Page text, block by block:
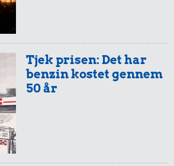
Husholdningssprit
Tjek prisen: Det har
benzin kostet gennem
50 år